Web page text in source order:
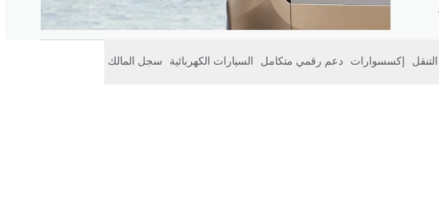
التنقل إكسسوارات دعم رقمي متكامل السيارات الكهربائية سجل المالك